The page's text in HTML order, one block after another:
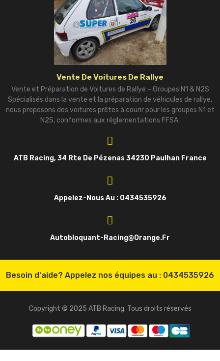
Vente De Voitures De Rallye
Vente et Préparation de Voitures de Rallye – Groupes N1 & N2S
Spécialisés dans la vente et la préparation de véhicules de rallye,
nous proposons des voitures prêtes à courir pour les groupes N1 et
N2S, conformes aux réglementations FFSA.
ATB Racing, 34 Rte De Pézenas 34230 Paulhan France
Appelez-Nous Au : 0434535926
Autobloquant-Racing@orange.fr
Besoin d'aide? Appelez nos équipes au : 0434535926
Copyright © 2025 ATB Racing. Tous droits réservés